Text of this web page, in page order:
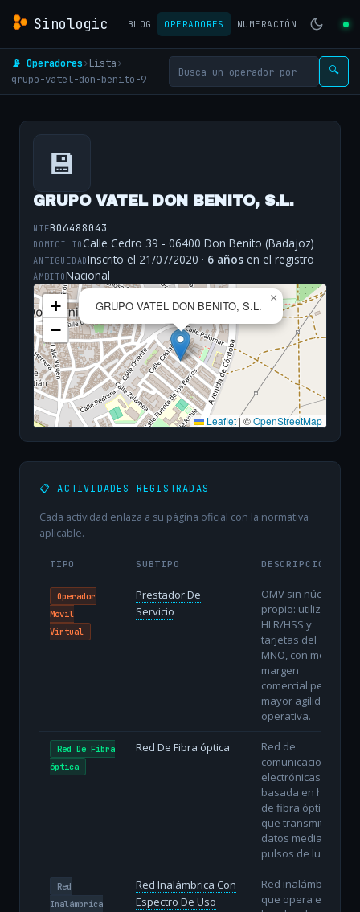
Sinologic BLOG OPERADORES NUMERACIÓN
📡 Operadores› Lista›
grupo-vatel-don-benito-9
🔍
💾
GRUPO VATEL DON BENITO, S.L.
NIFB06488043
DOMICILIOCalle Cedro 39 - 06400 Don Benito (Badajoz)
ANTIGÜEDADInscrito el 21/07/2020 · 6 años en el registro
ÁMBITONacional
GRUPO VATEL DON BENITO, S.L.
×
+
−
Leaflet | ©OpenStreetMap
📋 ACTIVIDADES REGISTRADAS
Cada actividad enlaza a su página oficial con la normativa
aplicable.
TIPO SUBTIPO DESCRIPCIÓN
Operador
Móvil
Virtual
Prestador De
Servicio
OMV sin núcleo
propio: utiliza
HLR/HSS y
tarjetas del
MNO, con menor
margen
comercial pero
mayor agilidad
operativa.
Red De Fibra
óptica
Red De Fibra óptica
Red de
comunicaciones
electrónicas
basada en hilos
de fibra óptica
que transmiten
datos mediante
pulsos de luz.
Red
Inalámbrica
Red Inalámbrica Con
Espectro De Uso
Red inalámbrica
que opera en